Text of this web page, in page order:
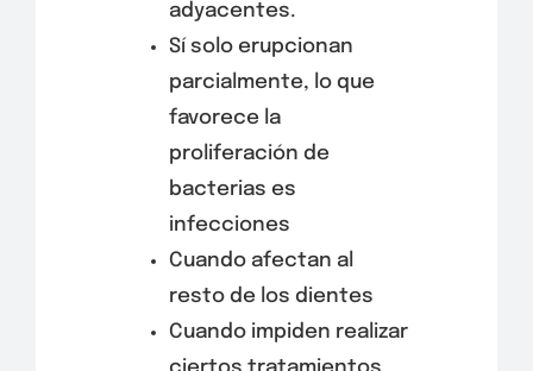
adyacentes.
Sí solo erupcionan
parcialmente, lo que
favorece la
proliferación de
bacterias es
infecciones
Cuando afectan al
resto de los dientes
Cuando impiden realizar